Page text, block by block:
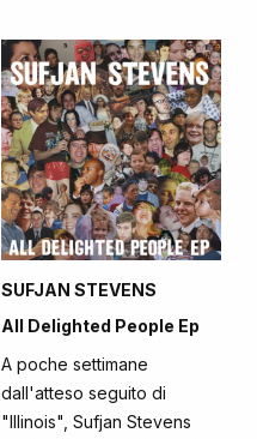
SUFJAN STEVENS
All Delighted People Ep
A poche settimane
dall'atteso seguito di
"Illinois", Sufjan Stevens